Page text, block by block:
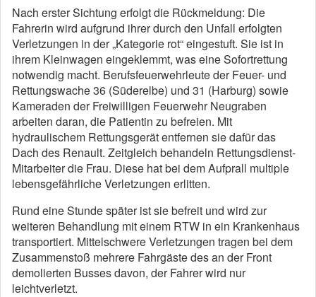
Nach erster Sichtung erfolgt die Rückmeldung: Die
Fahrerin wird aufgrund ihrer durch den Unfall erfolgten
Verletzungen in der „Kategorie rot“ eingestuft. Sie ist in
ihrem Kleinwagen eingeklemmt, was eine Sofortrettung
notwendig macht. Berufsfeuerwehrleute der Feuer- und
Rettungswache 36 (Süderelbe) und 31 (Harburg) sowie
Kameraden der Freiwilligen Feuerwehr Neugraben
arbeiten daran, die Patientin zu befreien. Mit
hydraulischem Rettungsgerät entfernen sie dafür das
Dach des Renault. Zeitgleich behandeln Rettungsdienst-
Mitarbeiter die Frau. Diese hat bei dem Aufprall multiple
lebensgefährliche Verletzungen erlitten.
Rund eine Stunde später ist sie befreit und wird zur
weiteren Behandlung mit einem RTW in ein Krankenhaus
transportiert. Mittelschwere Verletzungen tragen bei dem
Zusammenstoß mehrere Fahrgäste des an der Front
demolierten Busses davon, der Fahrer wird nur
leichtverletzt.